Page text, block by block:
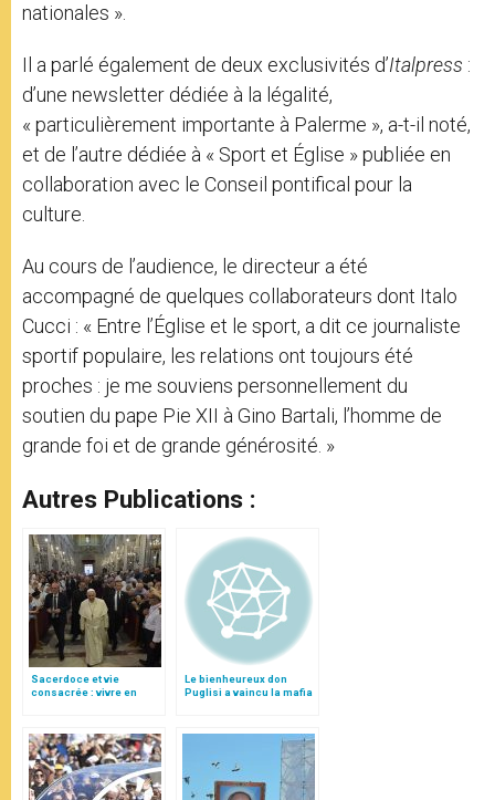
nationales ».
Il a parlé également de deux exclusivités d’Italpress :
d’une newsletter dédiée à la légalité,
« particulièrement importante à Palerme », a-t-il noté,
et de l’autre dédiée à « Sport et Église » publiée en
collaboration avec le Conseil pontifical pour la
culture.
Au cours de l’audience, le directeur a été
accompagné de quelques collaborateurs dont Italo
Cucci : « Entre l’Église et le sport, a dit ce journaliste
sportif populaire, les relations ont toujours été
proches : je me souviens personnellement du
soutien du pape Pie XII à Gino Bartali, l’homme de
grande foi et de grande générosité. »
Autres Publications :
Sacerdoce et vie
consacrée : vivre en
et l’Evangile (traduction
complète)
Le bienheureux don
Puglisi a vaincu la mafia